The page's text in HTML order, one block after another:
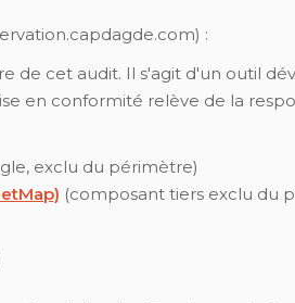
:
de cet audit. Il s'agit d'un outil
en conformité relève de la
exclu du périmètre)
(composant tiers exclu du